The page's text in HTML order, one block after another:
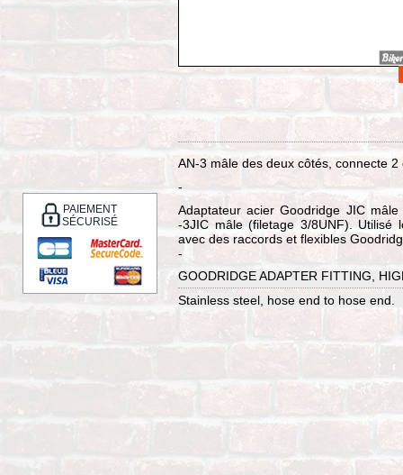
PAIEMENT
SÉCURISÉ
AN-3 mâle des deux côtés, connecte 2
-
Adaptateur acier Goodridge JIC
-3JIC mâle (filetage 3/8UNF). Utilisé
avec des raccords et flexibles
-
GOODRIDGE ADAPTER FITTING,
Stainless steel, hose end to hose end.